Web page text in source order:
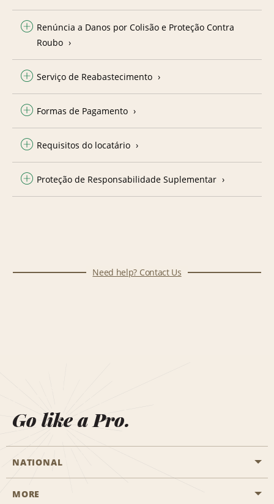
Renúncia a Danos por Colisão e Proteção Contra
Roubo
Serviço de Reabastecimento
Formas de Pagamento
Requisitos do locatário
Proteção de Responsabilidade Suplementar
Need help? Contact Us
Go like a Pro.
NATIONAL
Start a Reservation
MORE